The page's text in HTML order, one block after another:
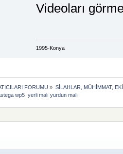
Videoları
1995-Konya
FORUMU » SİLAHLAR, MÜHİMMAT,
wp5  yerli malı yurdun malı